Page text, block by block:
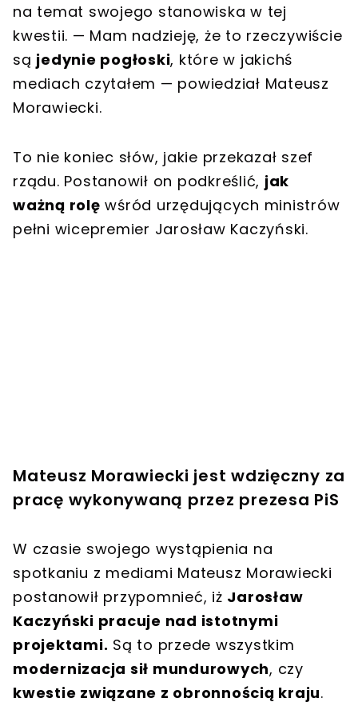
na temat swojego stanowiska w tej
kwestii. — Mam nadzieję, że to rzeczywiście
są jedynie pogłoski, które w jakichś
mediach czytałem — powiedział Mateusz
Morawiecki.
To nie koniec słów, jakie przekazał szef
rządu. Postanowił on podkreślić, jak
ważną rolę wśród urzędujących ministrów
pełni wicepremier Jarosław Kaczyński.
Mateusz Morawiecki jest wdzięczny za
pracę wykonywaną przez prezesa PiS
W czasie swojego wystąpienia na
spotkaniu z mediami Mateusz Morawiecki
postanowił przypomnieć, iż Jarosław
Kaczyński pracuje nad istotnymi
projektami. Są to przede wszystkim
modernizacja sił mundurowych, czy
kwestie związane z obronnością kraju.